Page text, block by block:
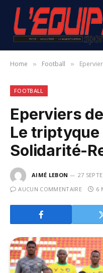
Home » Football » Eperviers de
FOOTBALL
Eperviers
Le
Solidarité-
AIMÉ LEBON
27
AUCUN COMMENTAIRE
6